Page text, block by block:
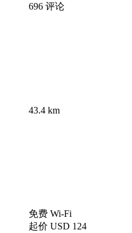
696 评论
43.4 km
免费 Wi-Fi
起价 USD 124